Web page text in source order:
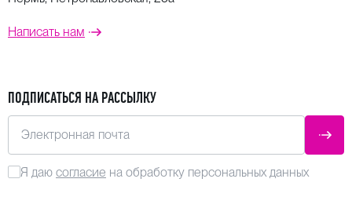
Написать нам
ПОДПИСАТЬСЯ НА РАССЫЛКУ
Электронная почта
Я даю согласие на обработку персональных данных